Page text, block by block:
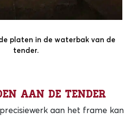
platen in de waterbak van de
tender.
aan de tender
aan het frame kan